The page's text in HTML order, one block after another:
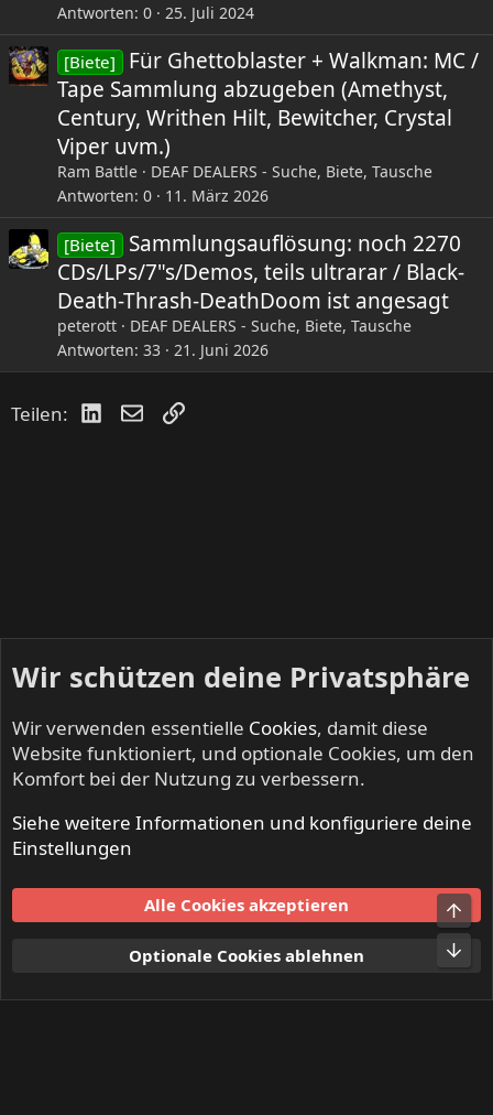
Antworten 0 25. Juli 2024
[Biete]
Für Ghettoblaster + Walkman: MC /
Tape Sammlung abzugeben (Amethyst,
Century, Writhen Hilt, Bewitcher, Crystal
Viper uvm.)
Ram Battle
DEAF DEALERS - Suche, Biete, Tausche
Antworten 0 11. März 2026
[Biete]
Sammlungsauflösung: noch 2270
CDs/LPs/7"s/Demos, teils ultrarar / Black-
Death-Thrash-DeathDoom ist angesagt
peterott
DEAF DEALERS - Suche, Biete, Tausche
Antworten 33 21. Juni 2026
Teilen: LinkedIn
E-MailLink
DEAF DEALERS - Suche, Biete, Tausche
Nutzungsbedingungen
Datenschutz
S
Wir schützen deine Privatsphäre
Wir verwenden essentielle Cookies, damit diese
Website funktioniert, und optionale Cookies, um den
Komfort bei der Nutzung zu verbessern.
Siehe weitere Informationen und konfiguriere deine
Einstellungen
Alle Cookies akzeptieren
Optionale Cookies ablehnen